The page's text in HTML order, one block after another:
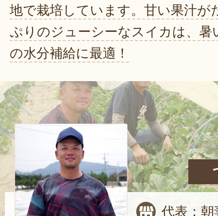
地で栽培しています。甘い果汁が
ぷりのジューシーなスイカは、暑
の水分補給に最適！
代表：朝